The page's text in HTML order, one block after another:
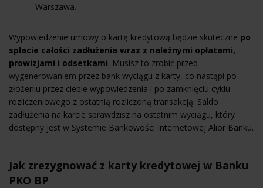
Warszawa.
Wypowiedzenie umowy o kartę kredytową będzie skuteczne po
spłacie całości zadłużenia wraz z należnymi opłatami,
prowizjami i odsetkami. Musisz to zrobić przed
wygenerowaniem przez bank wyciągu z karty, co nastąpi po
złożeniu przez ciebie wypowiedzenia i po zamknięciu cyklu
rozliczeniowego z ostatnią rozliczoną transakcją. Saldo
zadłużenia na karcie sprawdzisz na ostatnim wyciągu, który
dostępny jest w Systemie Bankowości Internetowej Alior Banku.
Jak zrezygnować z karty kredytowej w Banku
PKO BP